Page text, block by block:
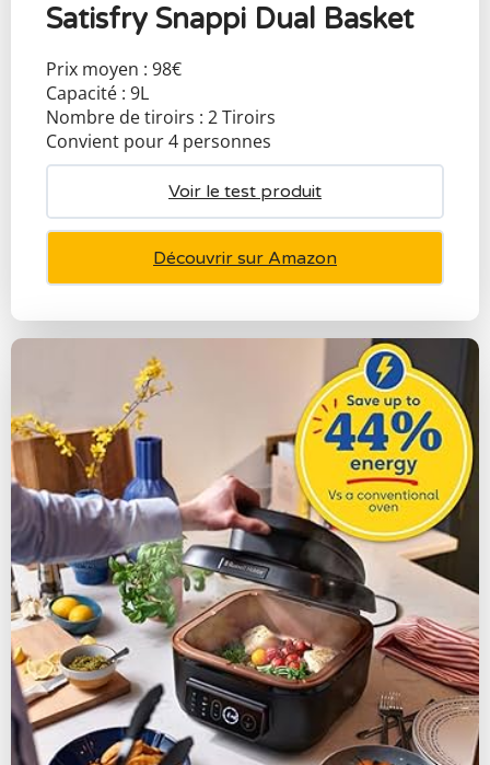
Satisfry Snappi Dual Basket
Prix moyen : 98€
Capacité : 9L
Nombre de tiroirs : 2 Tiroirs
Convient pour 4 personnes
Voir le test produit
Découvrir sur Amazon